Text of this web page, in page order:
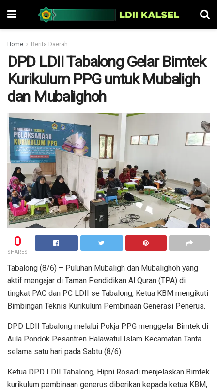
Home Berita Daerah
DPD LDII Tabalong Gelar Bimtek
Kurikulum PPG untuk Mubaligh
dan Mubalighoh
0
SHARES
Tabalong (8/6) – Puluhan Mubaligh dan Mubalighoh yang
aktif mengajar di Taman Pendidikan Al Quran (TPA) di
tingkat PAC dan PC LDII se Tabalong, Ketua KBM mengikuti
Bimbingan Teknis Kurikulum Pembinaan Generasi Penerus.
DPD LDII Tabalong melalui Pokja PPG menggelar Bimtek di
Aula Pondok Pesantren Halawatul Islam Kecamatan Tanta
selama satu hari pada Sabtu (8/6).
Ketua DPD LDII Tabalong, Hipni Rosadi menjelaskan Bimtek
kurikulum pembinaan generus diberikan kepada ketua KBM,